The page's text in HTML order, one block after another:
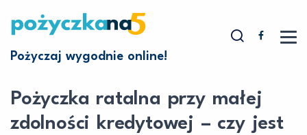
Pożyczaj wygodnie online!
Pożyczka ratalna przy małej
zdolności kredytowej – czy jest